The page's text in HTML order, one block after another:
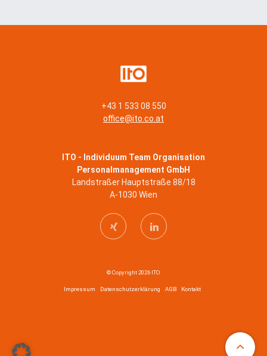
+43 1 533 08 550
office@ito.co.at
ITO - Individuum Team Organisation
Personalmanagement GmbH
Landstraßer Hauptstraße 88/18
A-1030 Wien
© Copyright 2026 ITO
Impressum Datenschutzerklärung AGB Kontakt